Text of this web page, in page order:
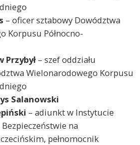
– oficer sztabowy Dowództwa
Korpusu Północno-
Przybył– szef oddziału
Wielonarodowego Korpusu
Salanowski
– adiunkt w Instytucie
na
pełnomocnik